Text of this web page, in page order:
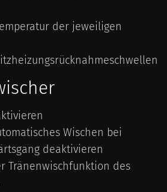
der jeweiligen
Wischen bei
deaktivieren
Tränenwischfunktion des